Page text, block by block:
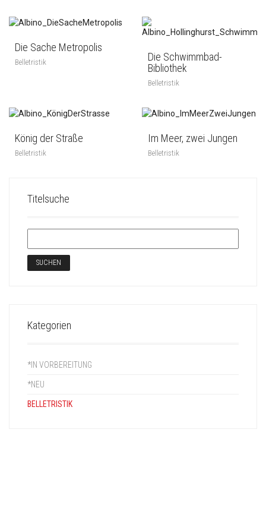
Die Sache Metropolis
Belletristik
Die Schwimmbad-
Bibliothek
Belletristik
König der Straße
Belletristik
Im Meer, zwei Jungen
Belletristik
Titelsuche
Kategorien
*IN VORBEREITUNG
*NEU
BELLETRISTIK